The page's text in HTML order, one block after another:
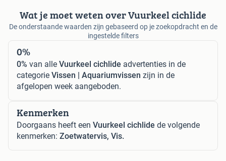
Wat je moet weten over Vuurkeel cichlide
De onderstaande waarden zijn gebaseerd op je zoekopdracht en de
ingestelde filters
0%
0% van alle Vuurkeel cichlide advertenties in de
categorie Vissen | Aquariumvissen zijn in de
afgelopen week aangeboden.
Kenmerken
Doorgaans heeft een Vuurkeel cichlide de volgende
kenmerken: Zoetwatervis, Vis.